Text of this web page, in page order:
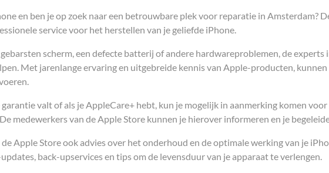
en ben je op zoek naar een betrouwbare plek voor reparatie in Amsterdam?
service voor het herstellen van je geliefde iPhone.
scherm, een defecte batterij of andere hardwareproblemen, de experts
Met jarenlange ervaring en uitgebreide kennis van Apple-producten, kunnen
valt of als je AppleCare+ hebt, kun je mogelijk in aanmerking komen
medewerkers van de Apple Store kunnen je hierover informeren en je
Apple Store ook advies over het onderhoud en de optimale werking van je
back-upservices en tips om de levensduur van je apparaat te verlengen.